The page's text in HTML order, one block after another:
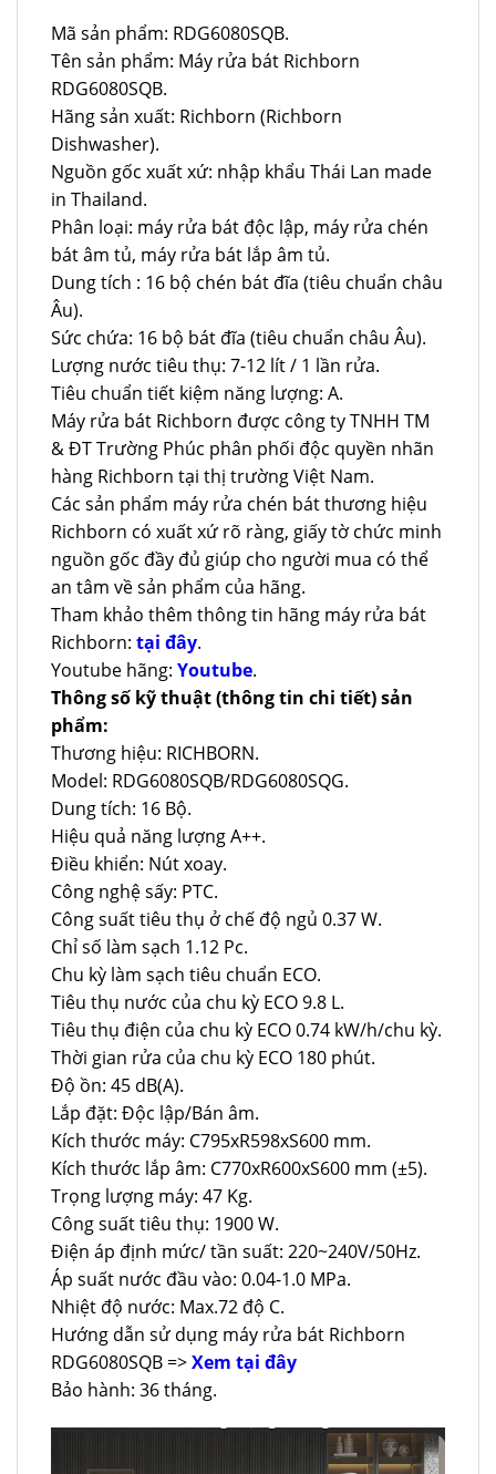
Mã sản phẩm: RDG6080SQB.
Tên sản phẩm: Máy rửa bát Richborn
RDG6080SQB.
Hãng sản xuất: Richborn (Richborn
Dishwasher).
Nguồn gốc xuất xứ: nhập khẩu Thái Lan made
in Thailand.
Phân loại: máy rửa bát độc lập, máy rửa chén
bát âm tủ, máy rửa bát lắp âm tủ.
Dung tích : 16 bộ chén bát đĩa (tiêu chuẩn châu
Âu).
Sức chứa: 16 bộ bát đĩa (tiêu chuẩn châu Âu).
Lượng nước tiêu thụ: 7-12 lít / 1 lần rửa.
Tiêu chuẩn tiết kiệm năng lượng: A.
Máy rửa bát Richborn được công ty TNHH TM
& ĐT Trường Phúc phân phối độc quyền nhãn
hàng Richborn tại thị trường Việt Nam.
Các sản phẩm máy rửa chén bát thương hiệu
Richborn có xuất xứ rõ ràng, giấy tờ chức minh
nguồn gốc đầy đủ giúp cho người mua có thể
an tâm về sản phẩm của hãng.
Tham khảo thêm thông tin hãng máy rửa bát
Richborn: tại đây.
Youtube hãng: Youtube.
Thông số kỹ thuật (thông tin chi tiết) sản
phẩm:
Thương hiệu: RICHBORN.
Model: RDG6080SQB/RDG6080SQG.
Dung tích: 16 Bộ.
Hiệu quả năng lượng A++.
Điều khiển: Nút xoay.
Công nghệ sấy: PTC.
Công suất tiêu thụ ở chế độ ngủ 0.37 W.
Chỉ số làm sạch 1.12 Pc.
Chu kỳ làm sạch tiêu chuẩn ECO.
Tiêu thụ nước của chu kỳ ECO 9.8 L.
Tiêu thụ điện của chu kỳ ECO 0.74 kW/h/chu kỳ.
Thời gian rửa của chu kỳ ECO 180 phút.
Độ ồn: 45 dB(A).
Lắp đặt: Độc lập/Bán âm.
Kích thước máy: C795xR598xS600 mm.
Kích thước lắp âm: C770xR600xS600 mm (±5).
Trọng lượng máy: 47 Kg.
Công suất tiêu thụ: 1900 W.
Điện áp định mức/ tần suất: 220~240V/50Hz.
Áp suất nước đầu vào: 0.04-1.0 MPa.
Nhiệt độ nước: Max.72 độ C.
Hướng dẫn sử dụng máy rửa bát Richborn
RDG6080SQB =>Xem tại đây
Bảo hành: 36 tháng.